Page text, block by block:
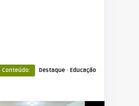
Conteúdo: Destaque · Educação